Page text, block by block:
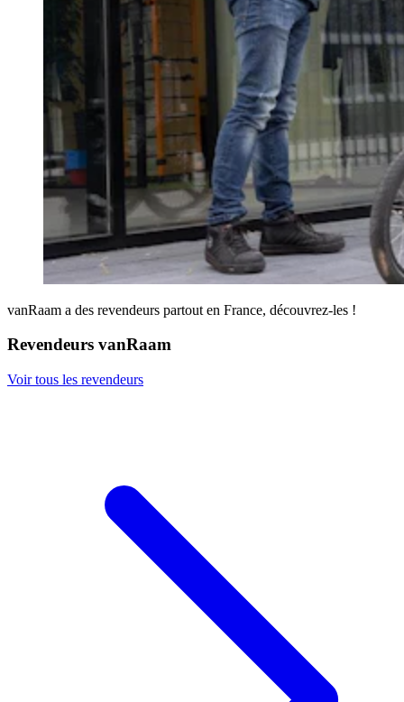
vanRaam a des revendeurs partout en France, découvrez-les !
Revendeurs vanRaam
Voir tous les revendeurs